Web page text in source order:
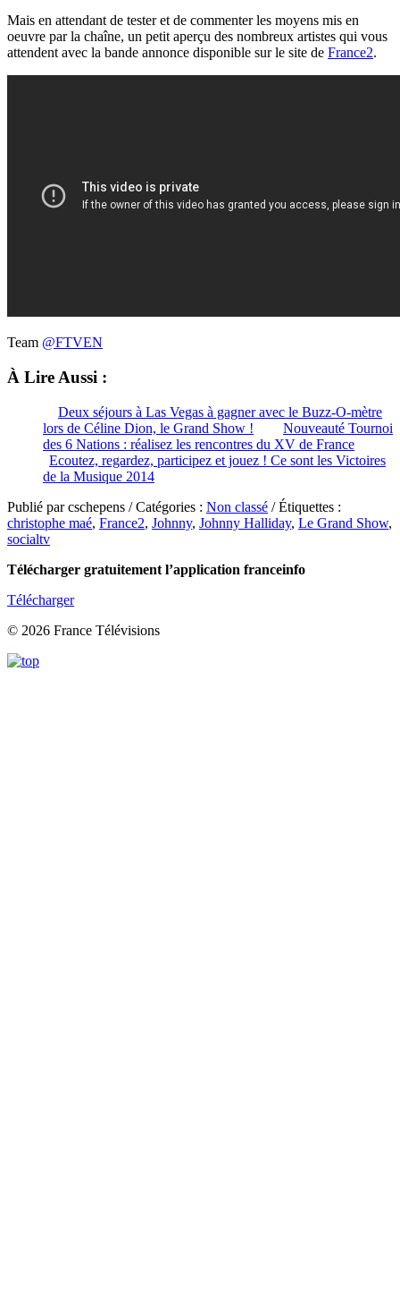
Mais en attendant de tester et de commenter les moyens mis en
oeuvre par la chaîne, un petit aperçu des nombreux artistes qui vous
attendent avec la bande annonce disponible sur le site de France2.
Team @FTVEN
À Lire Aussi :
Deux séjours à Las Vegas à gagner avec le Buzz-O-mètre
lors de Céline Dion, le Grand Show !
Nouveauté Tournoi
des 6 Nations : réalisez les rencontres du XV de France
Ecoutez, regardez, participez et jouez ! Ce sont les Victoires
de la Musique 2014
Publié par cschepens / Catégories : Non classé / Étiquettes :
christophe maé, France2, Johnny, Johnny Halliday, Le Grand Show,
socialtv
Télécharger gratuitement l’application franceinfo
Télécharger
© 2026 France Télévisions